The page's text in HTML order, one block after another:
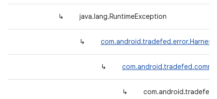
↳ java.lang.RuntimeException
↳
↳
↳